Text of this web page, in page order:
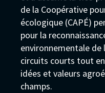
de la Coopérative
écologique (CAPÉ)
pour la
environnementale de
circuits courts tout
idées et valeurs
champs.